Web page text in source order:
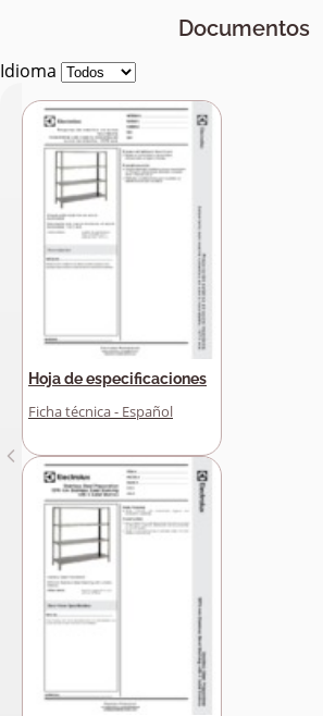
Documentos
Idioma
Hoja de especificaciones
Ficha técnica - Español